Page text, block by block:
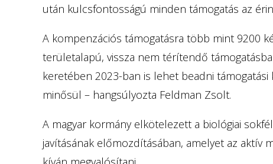
után kulcsfontosságú minden támogatás az
A kompenzációs támogatásra több mint 9200
területalapú, vissza nem térítendő
keretében 2023-ban is lehet beadni
minősül – hangsúlyozta Feldman Zsolt.
A magyar kormány elkötelezett a biológiai
javításának előmozdításában, amelyet az aktív